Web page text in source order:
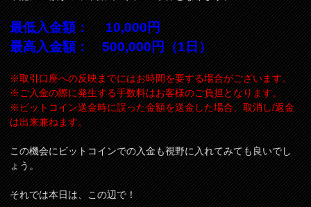
最低入金額： 10,000円
最高入金額： 500,000円（1日）
※取引口座への反映までにはお時間を要する場合がございます。
※ご入金の際に発生する手数料はお客様のご負担となります。
※ビットコイン送金時に誤った金額を送金した場合、取消し/返金
は出来兼ねます。
この機会にビットコインでの入金も視野に入れてみても良いでし
ょう。
それでは本日は、この辺で！